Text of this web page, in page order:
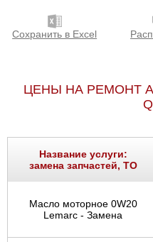
Сохранить в Excel
ЦЕНЫ НА РЕМОНТ
Название услуги:
замена запчастей, ТО
Масло моторное 0W20
Lemarc - Замена